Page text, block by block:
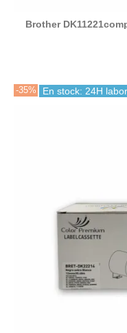
Brother
-35% En stock: 24H